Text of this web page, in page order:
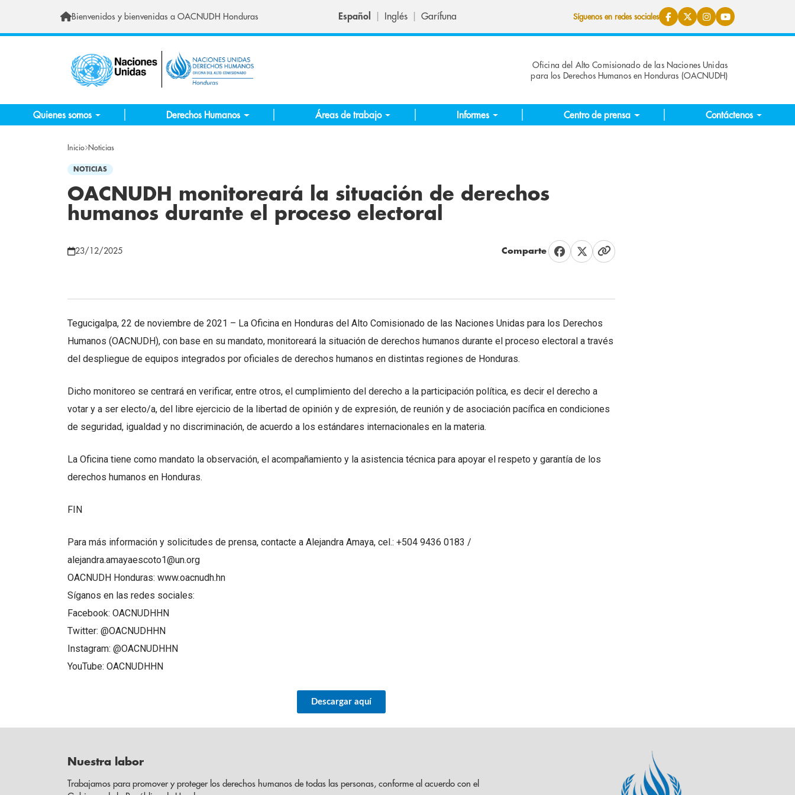
Bienvenidos y bienvenidas a OACNUDH Honduras Español Inglés Garífuna Síguenos en redes sociales
Oficina del Alto Comisionado de las Naciones Unidas
para los Derechos Humanos en Honduras (OACNUDH)
Quienes somos Derechos Humanos Áreas de trabajo Informes Centro de prensa Contáctenos
Inicio Noticias
NOTICIAS
OACNUDH monitoreará la situación de derechos
humanos durante el proceso electoral
23/12/2025 Comparte
Tegucigalpa, 22 de noviembre de 2021 – La Oficina en Honduras del Alto Comisionado de las Naciones Unidas para los Derechos
Humanos (OACNUDH), con base en su mandato, monitoreará la situación de derechos humanos durante el proceso electoral a través
del despliegue de equipos integrados por oficiales de derechos humanos en distintas regiones de Honduras.
Dicho monitoreo se centrará en verificar, entre otros, el cumplimiento del derecho a la participación política, es decir el derecho a
votar y a ser electo/a, del libre ejercicio de la libertad de opinión y de expresión, de reunión y de asociación pacífica en condiciones
de seguridad, igualdad y no discriminación, de acuerdo a los estándares internacionales en la materia.
La Oficina tiene como mandato la observación, el acompañamiento y la asistencia técnica para apoyar el respeto y garantía de los
derechos humanos en Honduras.
FIN
Para más información y solicitudes de prensa, contacte a Alejandra Amaya, cel.: +504 9436 0183 /
alejandra.amayaescoto1@un.org
OACNUDH Honduras: www.oacnudh.hn
Síganos en las redes sociales:
Facebook: OACNUDHHN
Twitter: @OACNUDHHN
Instagram: @OACNUDHHN
YouTube: OACNUDHHN
Descargar aquí
Nuestra labor
Trabajamos para promover y proteger los derechos humanos de todas las personas, conforme al acuerdo con el